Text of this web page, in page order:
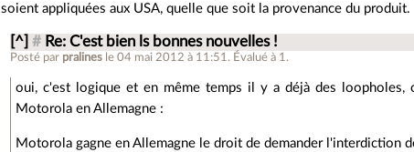
soient appliquées aux USA, quelle que soit la provenance du produit.
[^] # Re: C'est bien ls bonnes nouvelles !
Posté par pralines le 04 mai 2012 à 11:51 . Évalué à 1 .
oui, c'est logique et en même temps il y a déjà des loopholes,
Motorola en Allemagne :
Motorola gagne en Allemagne le droit de demander l'interdiction